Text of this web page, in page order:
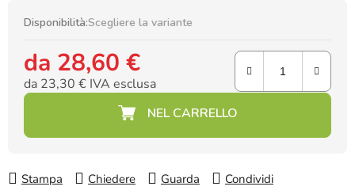
Disponibilità:Scegliere la variante
da 28,60 €
da 23,30 € IVA esclusa
Prezzo della misura:
Stampa Chiedere Guarda Condividi